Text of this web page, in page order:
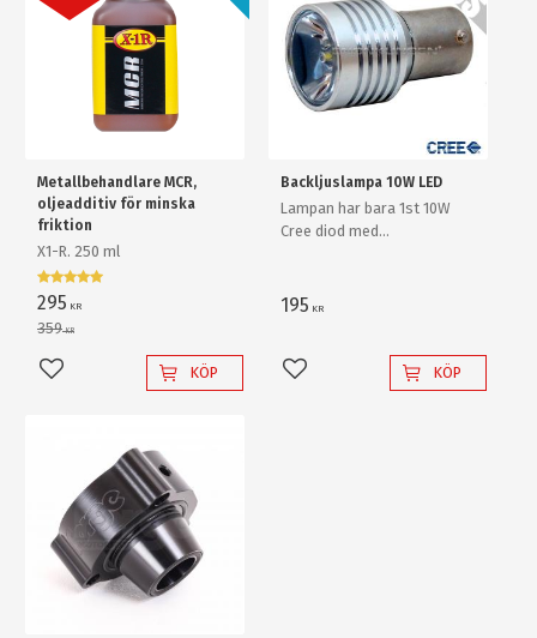
Metallbehandlare MCR,
oljeadditiv för minska
friktion
X1-R. 250 ml
295 KR
359KR
Lägg till i favoriter
KÖP
Backljuslampa 10W LED
Lampan har bara 1st 10W
Cree diod med
enkelt en "80W" backlampa
195 KR
Lägg till i favoriter
KÖP